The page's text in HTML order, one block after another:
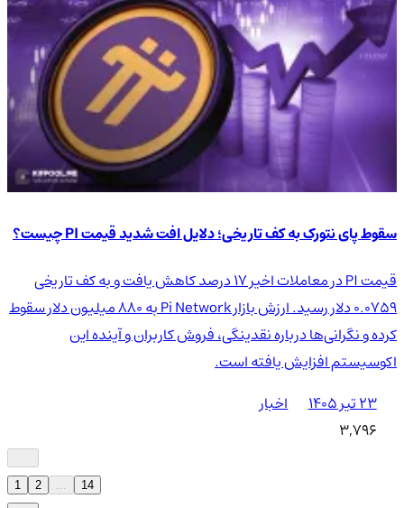
سقوط پای نتورک به کف تاریخی؛ دلایل افت شدید قیمت PI چیست؟
قیمت PI در معاملات اخیر ۱۷ درصد کاهش یافت و به کف تاریخی
۰.۰۷۵۹ دلار رسید. ارزش بازار Pi Network به ۸۸۰ میلیون دلار سقوط
کرده و نگرانی‌ها درباره نقدینگی، فروش کاربران و آینده این
اکوسیستم افزایش یافته است.
۲۳ تیر ۱۴۰۵
اخبار
3,796
14